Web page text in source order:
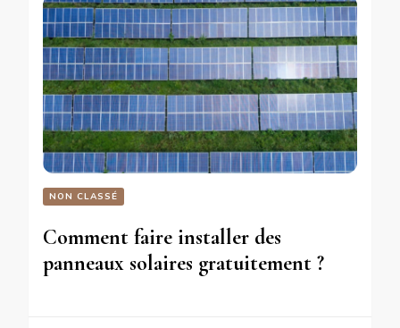
NON CLASSÉ
Comment faire installer des
panneaux solaires gratuitement ?